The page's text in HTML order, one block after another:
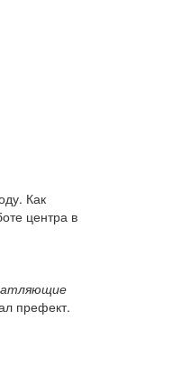
Как
центра в
префект.